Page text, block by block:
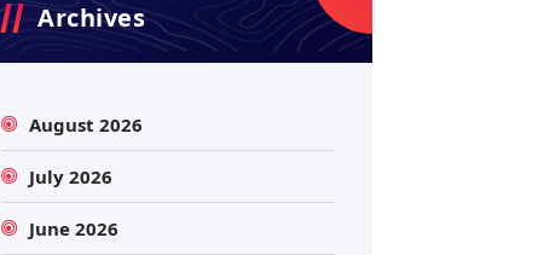
Archives
August 2026
July 2026
June 2026